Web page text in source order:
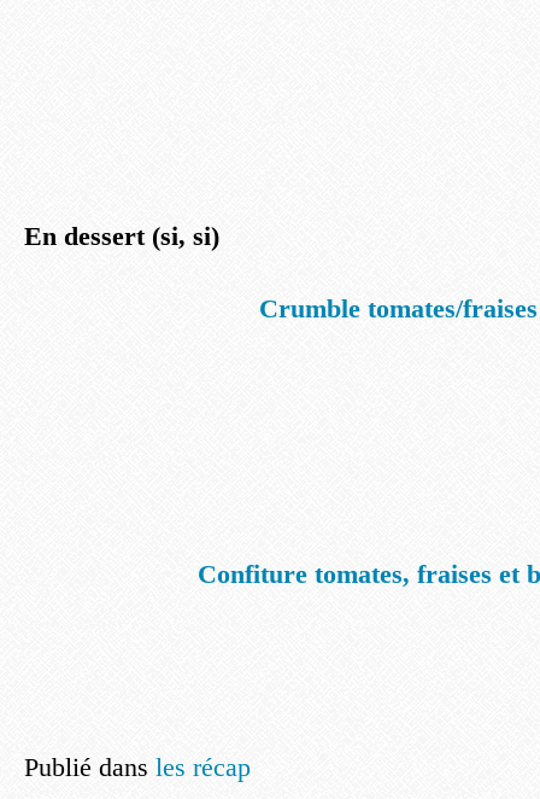
En dessert (si, si)
Crumble tomates/fraises
Confiture tomates, fraises et
Publié dans les récap